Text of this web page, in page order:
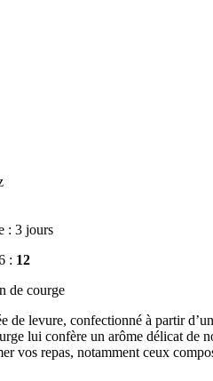
: 3 jours
: 12
de levure, confectionné à partir
lui confère un arôme délicat de
vos repas, notamment ceux